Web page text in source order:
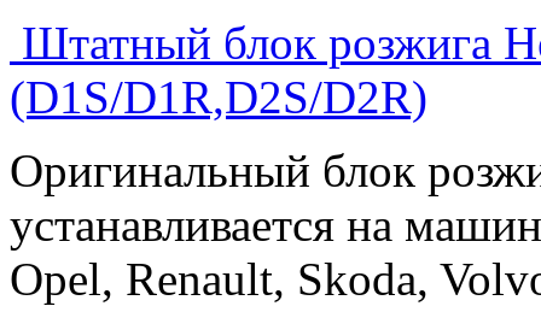
Штатный блок розжига
(D1S/D1R,D2S/D2R)
Оригинальный блок
устанавливается на
Opel, Renault, Skoda,